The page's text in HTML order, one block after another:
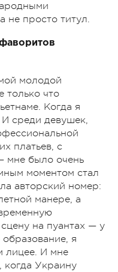
не просто титул.
молодой
только что
Когда я
среди девушек,
платьев, с
мне было очень
моментом стал
авторский номер:
манере, а
на пуантах — у
я
лицее. И мне
когда Украину